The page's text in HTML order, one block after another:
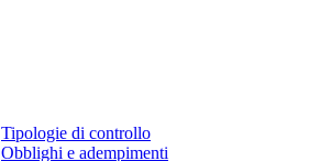
Tipologie di controllo
Obblighi e adempimenti